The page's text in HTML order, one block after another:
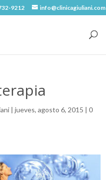
9212 info@clinicagiuliani.com
| jueves, agosto 6, 2015 | 0